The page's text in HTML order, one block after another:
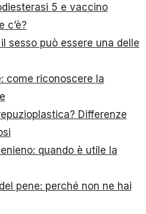
5 e vaccino
c’è?
sesso può essere una delle
come riconoscere la
Differenze
quando è utile la
pene: perché non ne hai